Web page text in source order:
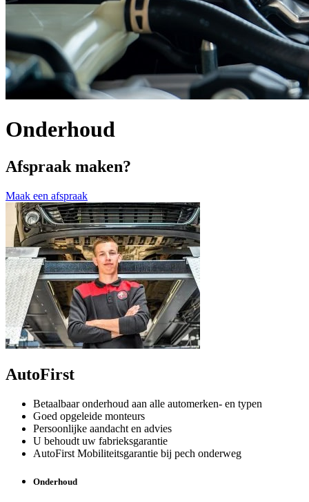
Onderhoud
Afspraak maken?
Maak een afspraak
AutoFirst
Betaalbaar onderhoud aan alle automerken- en typen
Goed opgeleide monteurs
Persoonlijke aandacht en advies
U behoudt uw fabrieksgarantie
AutoFirst Mobiliteitsgarantie bij pech onderweg
Onderhoud